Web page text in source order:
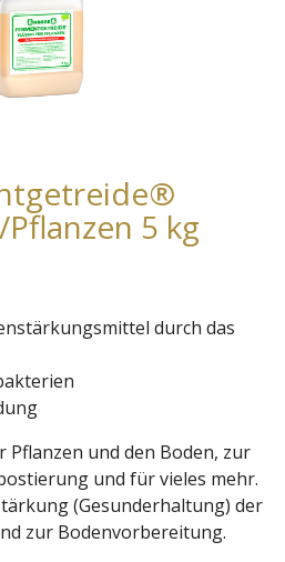
5 kg
durch das
Pflanzen und den Boden, zur
und für vieles mehr.
(Gesunderhaltung) der
zur Bodenvorbereitung.